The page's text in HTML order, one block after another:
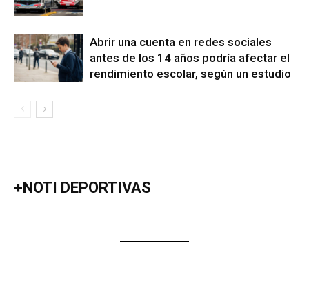
Abrir una cuenta en redes sociales
antes de los 14 años podría afectar el
rendimiento escolar, según un estudio
+NOTI DEPORTIVAS